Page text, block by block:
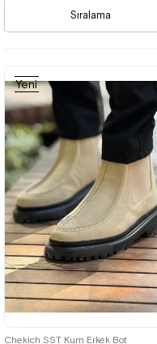
Sıralama
Chekich SST Kum Erkek Bot
Yeni
Ürün